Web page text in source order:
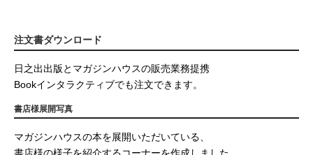
注文書ダウンロード
日之出出版とマガジンハウスの販売業務提携
Bookインタラクティブでも注文できます。
書店様展開写真
マガジンハウスの本を展開いただいている、
書店様の様子を紹介するコーナーを作成しました。